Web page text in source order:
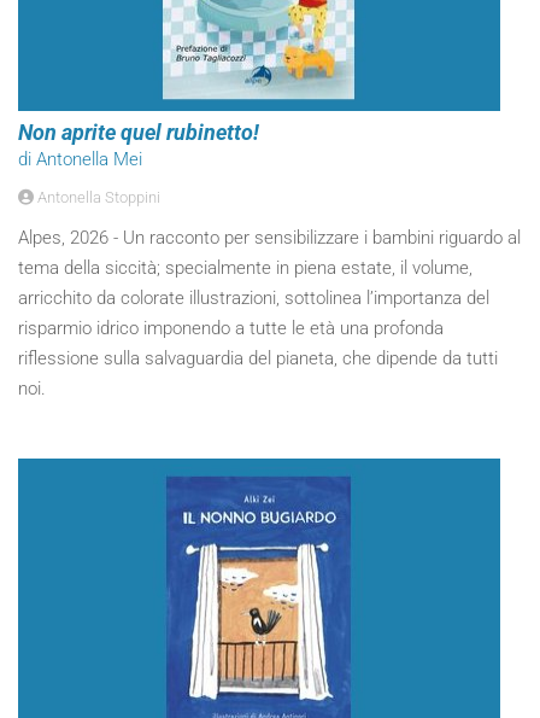
Non aprite quel rubinetto!
di Antonella Mei
Antonella Stoppini
Alpes, 2026 - Un racconto per sensibilizzare i bambini riguardo al
tema della siccità; specialmente in piena estate, il volume,
arricchito da colorate illustrazioni, sottolinea l’importanza del
risparmio idrico imponendo a tutte le età una profonda
riflessione sulla salvaguardia del pianeta, che dipende da tutti
noi.